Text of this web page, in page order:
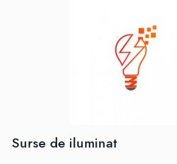
Surse de iluminat